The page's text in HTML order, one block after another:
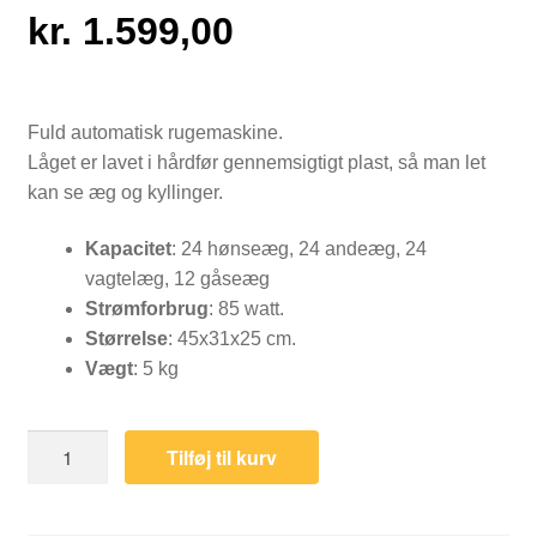
PASNING OG PLEJE
kr. 1.599,00
Fuld automatisk rugemaskine.
Låget er lavet i hårdfør gennemsigtigt plast, så man let
kan se æg og kyllinger.
Kapacitet: 24 hønseæg, 24 andeæg, 24
vagtelæg, 12 gåseæg
Strømforbrug: 85 watt.
Størrelse: 45x31x25 cm.
Vægt: 5 kg
Tilføj til kurv